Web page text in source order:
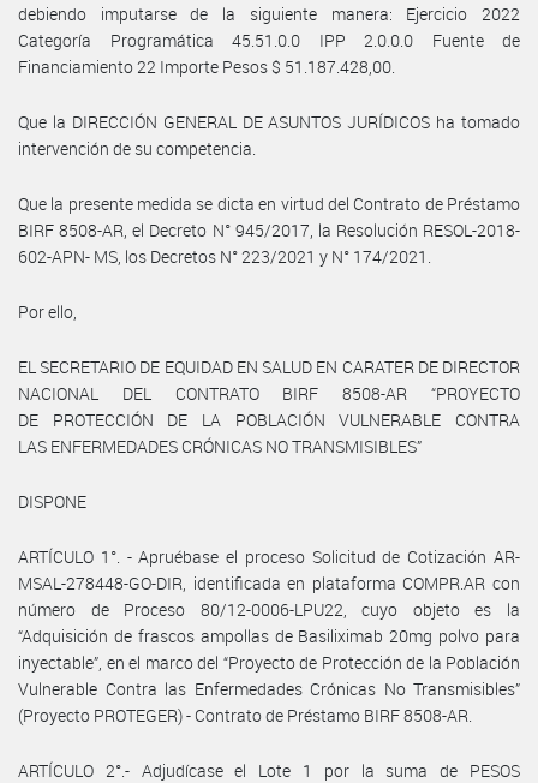
debiendo imputarse de la siguiente manera: Ejercicio 2022
Categoría Programática 45.51.0.0 IPP 2.0.0.0 Fuente de
Financiamiento 22 Importe Pesos $ 51.187.428,00.
Que la DIRECCIÓN GENERAL DE ASUNTOS JURÍDICOS ha tomado
intervención de su competencia.
Que la presente medida se dicta en virtud del Contrato de Préstamo
BIRF 8508-AR, el Decreto N° 945/2017, la Resolución RESOL-2018-
602-APN- MS, los Decretos N° 223/2021 y N° 174/2021.
Por ello,
EL SECRETARIO DE EQUIDAD EN SALUD EN CARATER DE DIRECTOR
NACIONAL DEL CONTRATO BIRF 8508-AR “PROYECTO
DE PROTECCIÓN DE LA POBLACIÓN VULNERABLE CONTRA
LAS ENFERMEDADES CRÓNICAS NO TRANSMISIBLES”
DISPONE
ARTÍCULO 1°. - Apruébase el proceso Solicitud de Cotización AR-
MSAL-278448-GO-DIR, identificada en plataforma COMPR.AR con
número de Proceso 80/12-0006-LPU22, cuyo objeto es la
“Adquisición de frascos ampollas de Basiliximab 20mg polvo para
inyectable”, en el marco del “Proyecto de Protección de la Población
Vulnerable Contra las Enfermedades Crónicas No Transmisibles”
(Proyecto PROTEGER) - Contrato de Préstamo BIRF 8508-AR.
ARTÍCULO 2°.- Adjudícase el Lote 1 por la suma de PESOS